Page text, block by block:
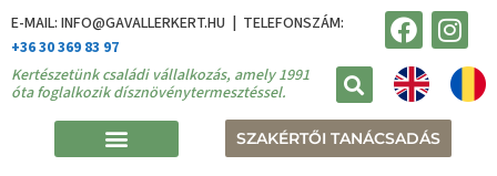
E-MAIL: INFO@GAVALLERKERT.HU | TELEFONSZÁM:
+36 30 369 83 97
Kertészetünk családi vállalkozás, amely 1991
óta foglalkozik dísznövénytermesztéssel.
SZAKÉRTŐI TANÁCSADÁS